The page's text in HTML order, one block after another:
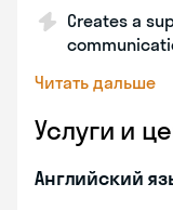
Creates a
Читать дальше
Услуги и
Английский